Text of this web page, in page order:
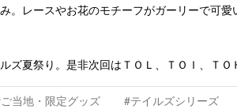
。レースやお花のモチーフがガーリーで可
ズ夏祭り。是非次回はＴＯＬ、ＴＯＩ、Ｔ
当地・限定グッズ #テイルズシリーズ